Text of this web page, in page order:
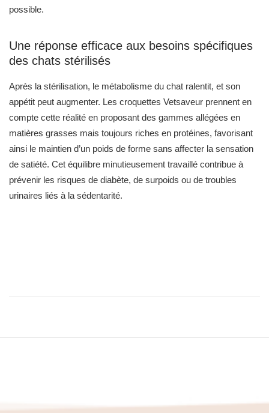
possible.
Une réponse efficace aux besoins spécifiques
des chats stérilisés
Après la stérilisation, le métabolisme du chat ralentit, et son
appétit peut augmenter. Les croquettes Vetsaveur prennent en
compte cette réalité en proposant des gammes allégées en
matières grasses mais toujours riches en protéines, favorisant
ainsi le maintien d’un poids de forme sans affecter la sensation
de satiété. Cet équilibre minutieusement travaillé contribue à
prévenir les risques de diabète, de surpoids ou de troubles
urinaires liés à la sédentarité.